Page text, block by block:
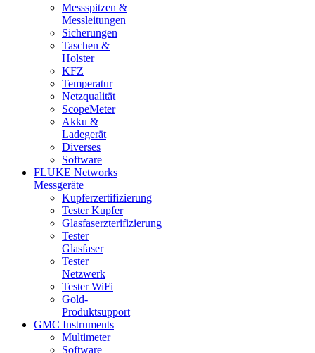
Messspitzen &
Messleitungen
Sicherungen
Taschen &
Holster
KFZ
Temperatur
Netzqualität
ScopeMeter
Akku &
Ladegerät
Diverses
Software
FLUKE Networks
Messgeräte
Kupferzertifizierung
Tester Kupfer
Glasfaserzterifizierung
Tester
Glasfaser
Tester
Netzwerk
Tester WiFi
Gold-
Produktsupport
GMC Instruments
Multimeter
Software